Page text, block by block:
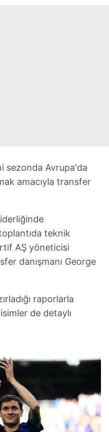
sezonda Avrupa'da
amacıyla transfer
teknik
AŞ yöneticisi
danışmanı George
raporlarla
de detaylı